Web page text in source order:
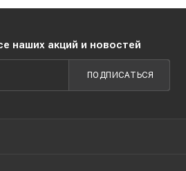
наших акций и новостей
ПОДПИСАТЬСЯ